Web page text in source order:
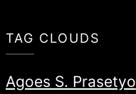
TAG CLOUDS
Agoes S. Prasetyo